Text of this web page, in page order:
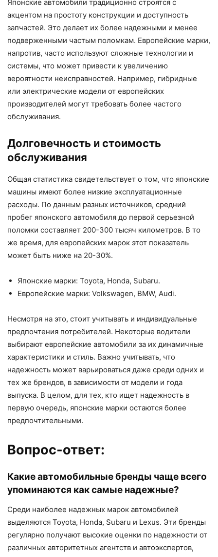
Японские автомобили традиционно строятся с
акцентом на простоту конструкции и доступность
запчастей. Это делает их более надежными и менее
подверженными частым поломкам. Европейские марки,
напротив, часто используют сложные технологии и
системы, что может привести к увеличению
вероятности неисправностей. Например, гибридные
или электрические модели от европейских
производителей могут требовать более частого
обслуживания.
Долговечность и стоимость
обслуживания
Общая статистика свидетельствует о том, что японские
машины имеют более низкие эксплуатационные
расходы. По данным разных источников, средний
пробег японского автомобиля до первой серьезной
поломки составляет 200-300 тысяч километров. В то
же время, для европейских марок этот показатель
может быть ниже на 20-30%.
Японские марки: Toyota, Honda, Subaru.
Европейские марки: Volkswagen, BMW, Audi.
Несмотря на это, стоит учитывать и индивидуальные
предпочтения потребителей. Некоторые водители
выбирают европейские автомобили за их динамичные
характеристики и стиль. Важно учитывать, что
надежность может варьироваться даже среди одних и
тех же брендов, в зависимости от модели и года
выпуска. В целом, для тех, кто ищет надежность в
первую очередь, японские марки остаются более
предпочтительными.
Вопрос-ответ:
Какие автомобильные бренды чаще всего
упоминаются как самые надежные?
Среди наиболее надежных марок автомобилей
выделяются Toyota, Honda, Subaru и Lexus. Эти бренды
регулярно получают высокие оценки по надежности от
различных авторитетных агентств и автоэкспертов,